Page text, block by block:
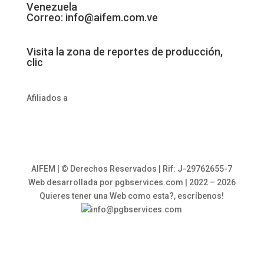
Venezuela
Correo: info@aifem.com.ve
Visita la zona de reportes de producción,
clic
Afiliados a
AIFEM | © Derechos Reservados | Rif: J-29762655-7
Web desarrollada por pgbservices.com | 2022 – 2026
Quieres tener una Web como esta?, escríbenos!
info@pgbservices.com